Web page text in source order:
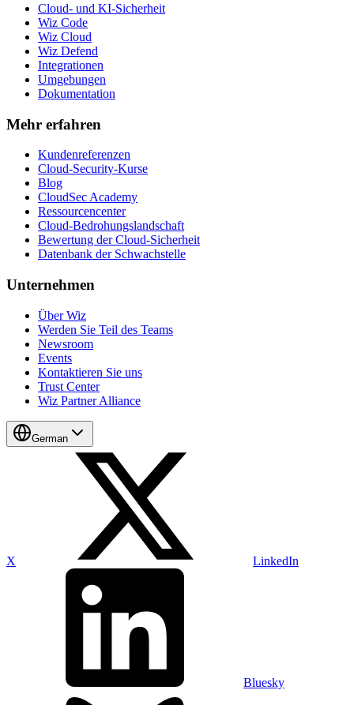
Cloud- und KI-Sicherheit
Wiz Code
Wiz Cloud
Wiz Defend
Integrationen
Umgebungen
Dokumentation
Mehr erfahren
Kundenreferenzen
Cloud-Security-Kurse
Blog
CloudSec Academy
Ressourcencenter
Cloud-Bedrohungslandschaft
Bewertung der Cloud-Sicherheit
Datenbank der Schwachstelle
Unternehmen
Über Wiz
Werden Sie Teil des Teams
Newsroom
Events
Kontaktieren Sie uns
Trust Center
Wiz Partner Alliance
German
X LinkedIn
Bluesky